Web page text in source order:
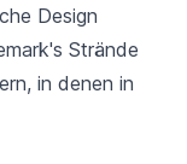
Design
Strände
in denen in